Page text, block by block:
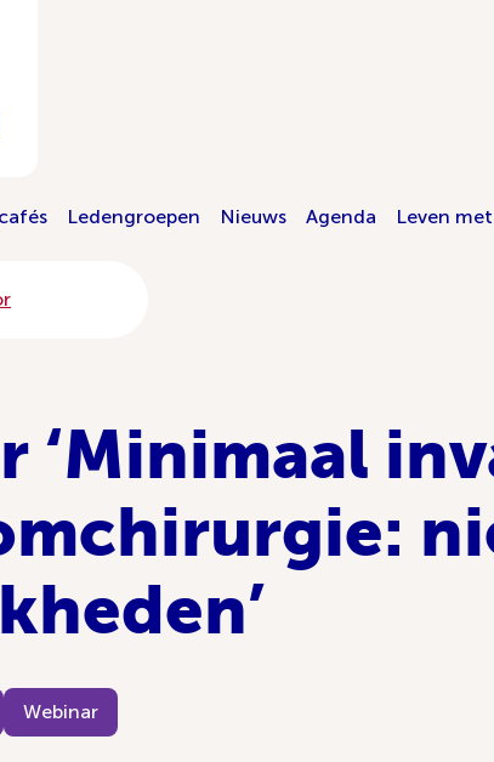
Ledengroepen Nieuws Agenda Leven met
‘Minimaal
Webinar